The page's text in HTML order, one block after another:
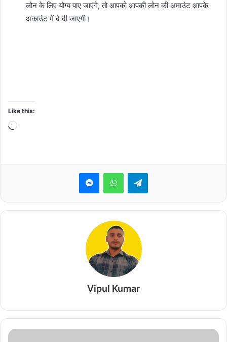
लोन के लिए योग्य पाए जाएंगे, तो आपको आपकी लोन की अमाउंट आपके
अकाउंट में दे दी जाएगी।
Like this:
Loading…
MessengerWhatsAppTelegram
Vipul Kumar